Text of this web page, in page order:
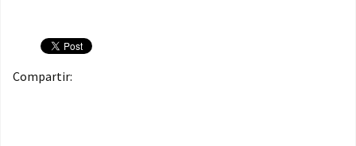
Compartir: